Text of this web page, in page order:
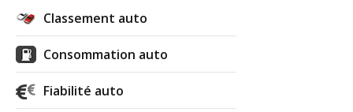
Classement auto
Consommation auto
Fiabilité auto